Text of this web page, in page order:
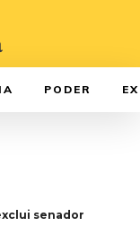
PODER
senador